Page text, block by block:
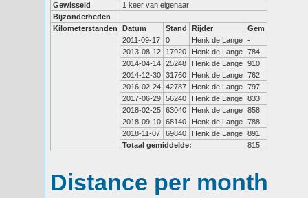
Gewisseld
1 keer van eigenaar
Bijzonderheden
Kilometerstanden
Datum Stand Rijder
Gem
2011-09-17
0 Henk de Lange -
2013-08-12
17920 Henk de Lange 784
2014-04-14 25248 Henk de Lange 910
2014-12-30 31760 Henk de Lange 762
2016-02-24 42787 Henk de Lange 797
2017-06-29 56240 Henk de Lange 833
2018-02-25 63040 Henk de Lange 858
2018-09-10 68140 Henk de Lange 788
2018-11-07
69840 Henk de Lange 891
Totaal gemiddelde:
815
Distance per month